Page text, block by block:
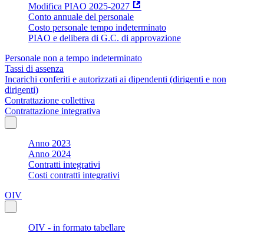
Modifica PIAO 2025-2027
Conto annuale del personale
Costo personale tempo indeterminato
PIAO e delibera di G.C. di approvazione
Personale non a tempo indeterminato
Tassi di assenza
Incarichi conferiti e autorizzati ai dipendenti (dirigenti e non
dirigenti)
Contrattazione collettiva
Contrattazione integrativa
Anno 2023
Anno 2024
Contratti integrativi
Costi contratti integrativi
OIV
OIV - in formato tabellare